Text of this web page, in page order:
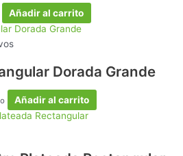
Añadir al carrito
Dorada Grande
Añadir al carrito